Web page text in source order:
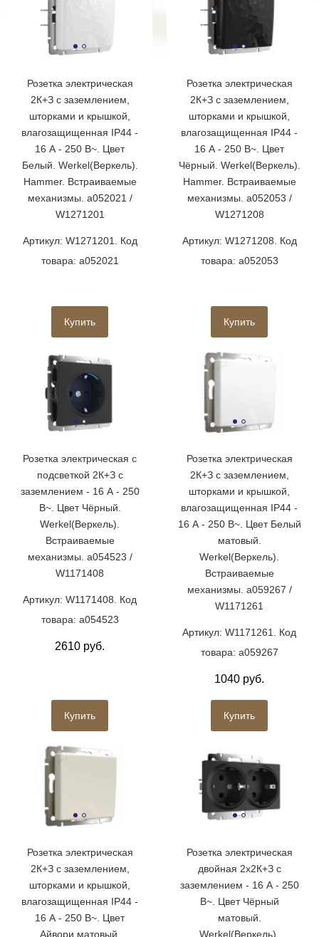
Розетка электрическая
2К+З с заземлением,
шторками и крышкой,
влагозащищенная IP44 -
16 А - 250 В~. Цвет
Белый. Werkel(Веркель).
Hammer. Встраиваемые
механизмы. a052021 /
W1271201
Артикул: W1271201. Код
товара: a052021
Купить
Розетка электрическая
2К+З с заземлением,
шторками и крышкой,
влагозащищенная IP44 -
16 А - 250 В~. Цвет
Чёрный. Werkel(Веркель).
Hammer. Встраиваемые
механизмы. a052053 /
W1271208
Артикул: W1271208. Код
товара: a052053
Купить
Розетка электрическая с
подсветкой 2К+З с
заземлением - 16 А - 250
В~. Цвет Чёрный.
Werkel(Веркель).
Встраиваемые
механизмы. a054523 /
W1171408
Артикул: W1171408. Код
товара: a054523
2610 руб.
Купить
Розетка электрическая
2К+З с заземлением,
шторками и крышкой,
влагозащищенная IP44 -
16 А - 250 В~. Цвет Белый
матовый.
Werkel(Веркель).
Встраиваемые
механизмы. a059267 /
W1171261
Артикул: W1171261. Код
товара: a059267
1040 руб.
Купить
Розетка электрическая
2К+З с заземлением,
шторками и крышкой,
влагозащищенная IP44 -
16 А - 250 В~. Цвет
Айвори матовый.
Розетка электрическая
двойная 2х2К+З с
заземлением - 16 А - 250
В~. Цвет Чёрный
матовый.
Werkel(Веркель).